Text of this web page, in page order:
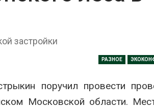
застройки
РАЗНОЕ
поручил провести
Московской области.
развитие
водохранилища
полтора раза
Авг 7, 2026